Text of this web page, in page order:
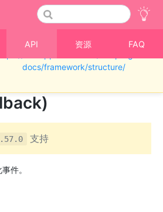
API 资源 FAQ
docs/framework/structure/
支持
件。